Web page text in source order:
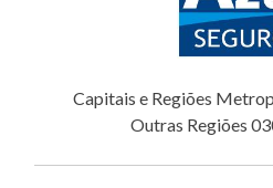
Capitais e Regiões
Outras Regiões